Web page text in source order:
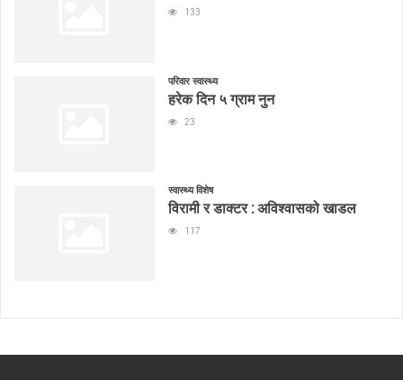
133
परिवार स्वास्थ्य
हरेक दिन ५ ग्राम नुन
23
स्वास्थ्य विशेष
विरामी र डाक्टर : अविश्वासको खाडल
117